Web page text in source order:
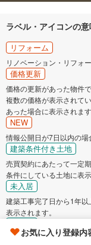
ラベル・アイコンの
リフォーム
リノベーション・リフォ
価格更新
価格の更新があった物件で
複数の価格が表示されて
あった場合に表示されます
NEW
情報公開日が7日以内の場
建築条件付き土地
売買契約にあたって一定
条件にしている土地に表示
未入居
建築工事完了日から1年
表示されます。
賃貸中の物件に表示され
お気に入り登録内